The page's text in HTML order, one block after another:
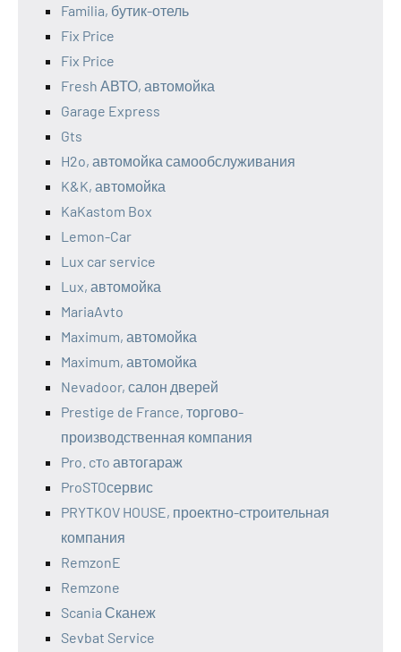
Familia, бутик-отель
Fix Price
Fix Price
Fresh АВТО, автомойка
Garage Express
Gts
H2o, автомойка самообслуживания
K&K, автомойка
KaKastom Box
Lemon-Car
Lux car service
Lux, автомойка
MariaAvto
Maximum, автомойка
Maximum, автомойка
Nevadoor, салон дверей
Prestige de France, торгово-
производственная компания
Pro. cтo автогараж
ProSTOсервис
PRYTKOV HOUSE, проектно-строительная
компания
RemzonE
Remzone
Scania Сканеж
Sevbat Service